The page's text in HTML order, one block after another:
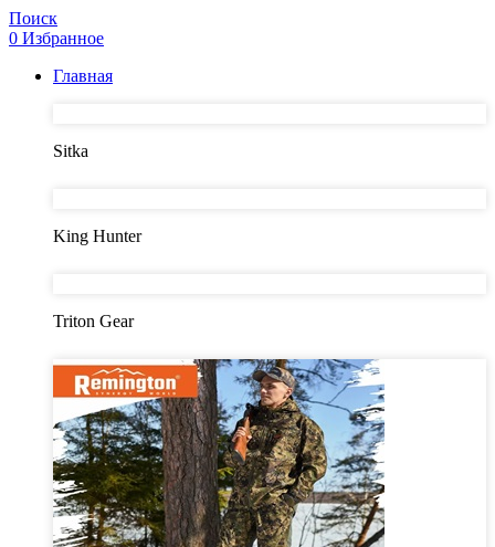
Поиск
0 Избранное
Главная
Sitka
King Hunter
Triton Gear